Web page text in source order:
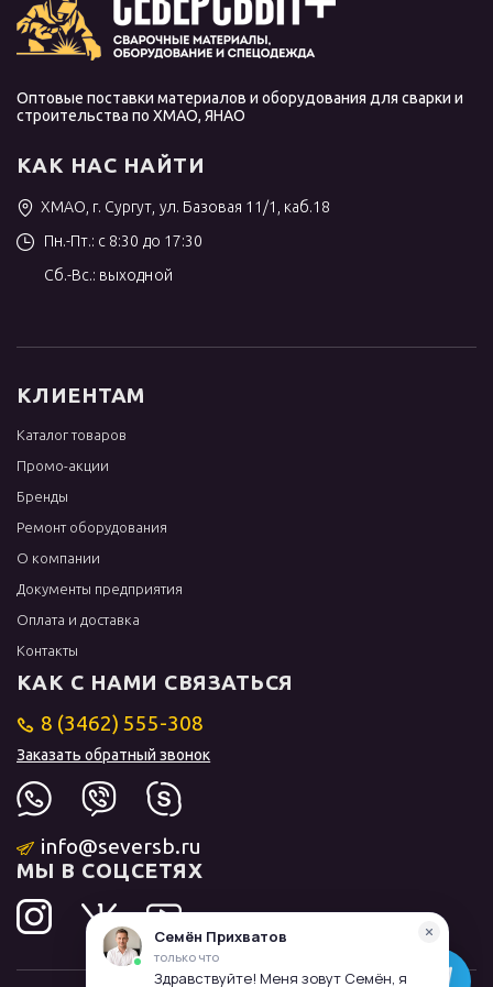
Оптовые поставки материалов и оборудования для сварки и
строительства по ХМАО, ЯНАО
КАК НАС НАЙТИ
ХМАО, г. Сургут, ул. Базовая 11/1, каб.18
Пн.-Пт.: с 8:30 до 17:30
Сб.-Вс.: выходной
КЛИЕНТАМ
Каталог товаров
Промо-акции
Бренды
Ремонт оборудования
О компании
Документы предприятия
Оплата и доставка
Контакты
КАК С НАМИ СВЯЗАТЬСЯ
8 (3462) 555-308
Заказать обратный звонок
info@seversb.ru
МЫ В СОЦСЕТЯХ